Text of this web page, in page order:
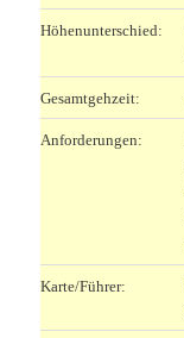
Höhenunterschied:
Gesamtgehzeit:
Anforderungen:
Karte/Führer: